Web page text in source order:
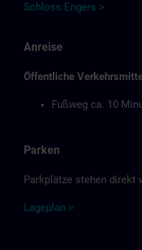
Schloss Engers >
Anreise
Öffentliche
Fußweg ca. 10
Parken
Parkplätze stehen direkt
Lageplan >